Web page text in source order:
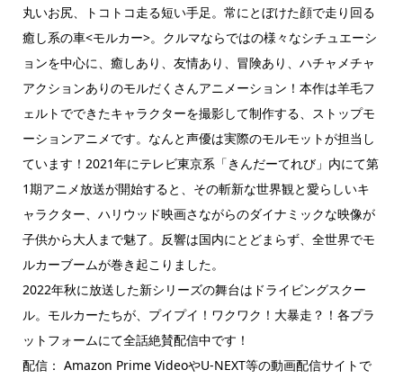
丸いお尻、トコトコ走る短い手足。常にとぼけた顔で走り回る
癒し系の車<モルカー>。クルマならではの様々なシチュエーシ
ョンを中心に、癒しあり、友情あり、冒険あり、ハチャメチャ
アクションありのモルだくさんアニメーション！本作は羊毛フ
ェルトでできたキャラクターを撮影して制作する、ストップモ
ーションアニメです。なんと声優は実際のモルモットが担当し
ています！2021年にテレビ東京系「きんだーてれび」内にて第
1期アニメ放送が開始すると、その斬新な世界観と愛らしいキ
ャラクター、ハリウッド映画さながらのダイナミックな映像が
子供から大人まで魅了。反響は国内にとどまらず、全世界でモ
ルカーブームが巻き起こりました。
2022年秋に放送した新シリーズの舞台はドライビングスクー
ル。モルカーたちが、プイプイ！ワクワク！大暴走？！各プラ
ットフォームにて全話絶賛配信中です！
配信： Amazon Prime VideoやU-NEXT等の動画配信サイトで